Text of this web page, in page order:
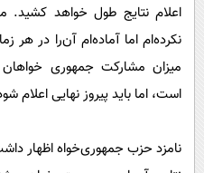
اعلام نتایج طول خواهد کشید.
نکرده‌ام اما آماده‌ام آن‌را در
میزان مشارکت جمهوری خواهان
است، اما باید پیروز نهایی اعلام
نامزد حزب جمهوری‌خواه اظهار